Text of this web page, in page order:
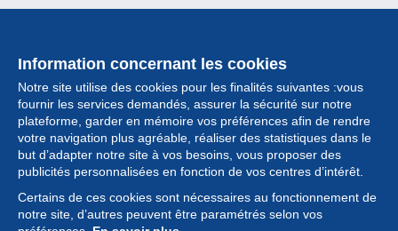
Information concernant les cookies
Notre site utilise des cookies pour les finalités suivantes :vous
fournir les services demandés, assurer la sécurité sur notre
plateforme, garder en mémoire vos préférences afin de rendre
votre navigation plus agréable, réaliser des statistiques dans le
but d’adapter notre site à vos besoins, vous proposer des
publicités personnalisées en fonction de vos centres d’intérêt.
Certains de ces cookies sont nécessaires au fonctionnement de
notre site, d’autres peuvent être paramétrés selon vos
Collection
Actualités